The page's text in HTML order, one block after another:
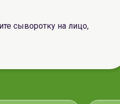
сыворотку на лицо,